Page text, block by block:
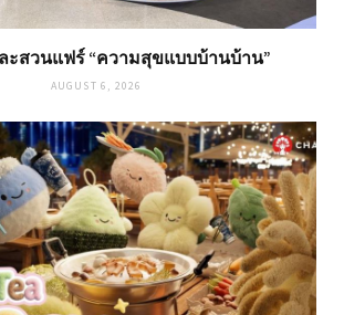
ะสวนแฟร์ “ความสุขแบบบ้านบ้าน”
AUGUST 6, 2026